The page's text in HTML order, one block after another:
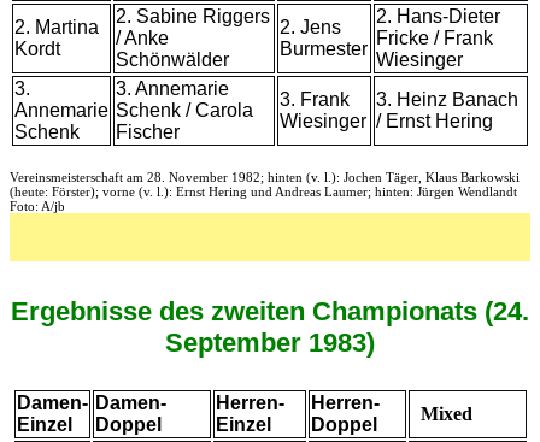
2. Martina
Kordt
2. Sabine Riggers
/ Anke
Schönwälder
2. Jens
Burmester
2. Hans-Dieter
Fricke / Frank
Wiesinger
3.
Annemarie
Schenk
3. Annemarie
Schenk / Carola
Fischer
3. Frank
Wiesinger
3. Heinz Banach
/ Ernst Hering
Vereinsmeisterschaft am 28. November 1982; hinten (v. l.): Jochen Täger, Klaus Barkowski
(heute: Förster); vorne (v. l.): Ernst Hering und Andreas Laumer; hinten: Jürgen Wendlandt
Foto: A/jb
Ergebnisse des zweiten Championats (24.
September 1983)
Damen-
Einzel
Damen-
Doppel
Herren-
Einzel
Herren-
Doppel
Mixed